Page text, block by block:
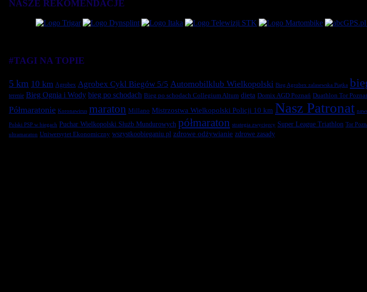
NASZE REKOMENDACJE
#TAGI NA TOPIE
5 km 10 km Agrobex Agrobex Cykl Biegów 5/5 Automobilklub Wielkopolski Bieg Agrobex zalasewska Piątka
terenie Bieg Ognia i Wody bieg po schodach Bieg po schodach Collegium Altum dieta Domix AGD Poznań Duathlon Tor
Półmaratonie Koronawirus maraton Millano Mistrzostwa Wielkopolski Policji 10 km Nasz Patronat
Polski PSP w biegach Puchar Wielkopolski Służb Mundurowych półmaraton strategia zwycięzcy Super League Triathlon Tor
ultramaraton Uniwersytet Ekonomiczny wszystkoobieganiu.pl zdrowe odżywianie zdrowe zasady